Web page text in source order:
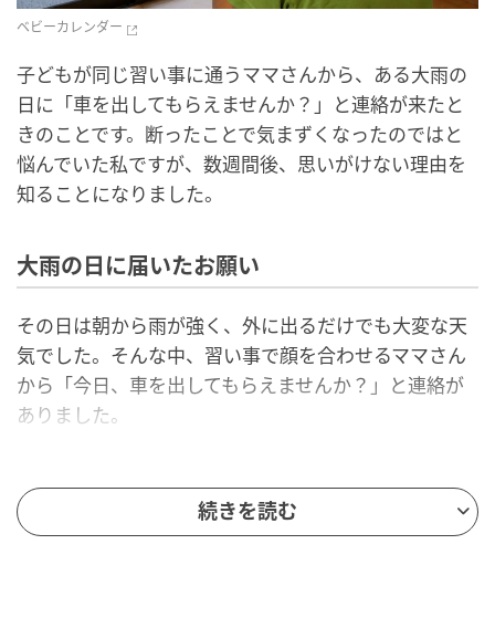
ベビーカレンダー
子どもが同じ習い事に通うママさんから、ある大雨の
日に「車を出してもらえませんか？」と連絡が来たと
きのことです。断ったことで気まずくなったのではと
悩んでいた私ですが、数週間後、思いがけない理由を
知ることになりました。
大雨の日に届いたお願い
その日は朝から雨が強く、外に出るだけでも大変な天
気でした。そんな中、習い事で顔を合わせるママさん
から「今日、車を出してもらえませんか？」と連絡が
ありました。
ただ、その日は私も仕事後に子ども2人を迎えに行き、
さらに病院へ行く予定が入っていました。時間に余裕
続きを読む